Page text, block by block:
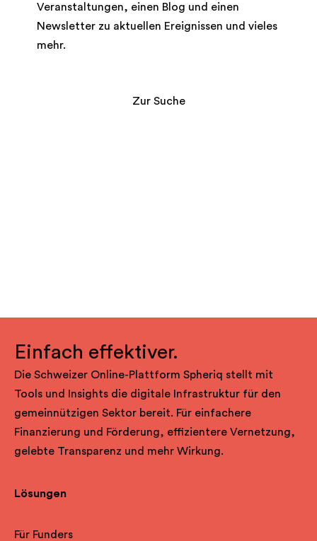
Veranstaltungen, einen Blog und einen
Newsletter zu aktuellen Ereignissen und vieles
mehr.
Zur Suche
Einfach effektiver.
Die Schweizer Online-Plattform Spheriq stellt mit
Tools und Insights die digitale Infrastruktur für den
gemeinnützigen Sektor bereit. Für einfachere
Finanzierung und Förderung, effizientere Vernetzung,
gelebte Transparenz und mehr Wirkung.
Lösungen
Für Funders